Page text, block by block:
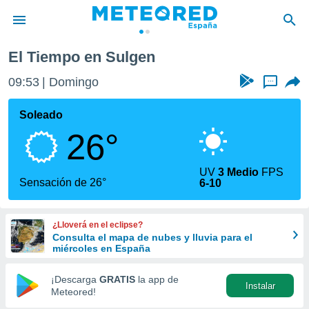
de
por
que se
calidad.
a este
las
y
forma
digital
basada
El Tiempo en Sulgen
09:53 Domingo ...
Soleado
26°
Sensación de 26°
UV3 Medio FPS
6-10
¿Lloverá en el eclipse?
Consulta el mapa de nubes y lluvia para el
miércoles en España
¡Descarga GRATIS la app de
Meteored!
Instalar